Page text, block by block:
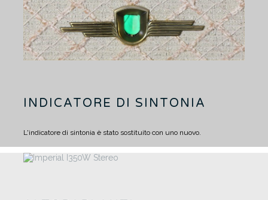
INDICATORE DI SINTONIA
L'indicatore di sintonia è stato sostituito con uno nuovo.